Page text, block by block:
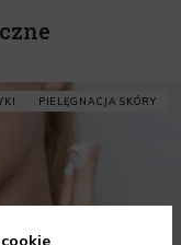
PIELĘGNACJA SKÓRY